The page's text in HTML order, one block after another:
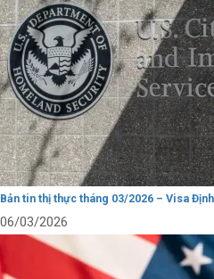
Bản tin thị thực tháng 03/2026 – Visa
06/03/2026